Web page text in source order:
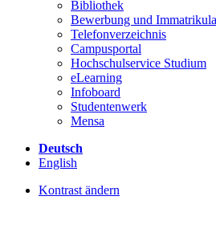
Bibliothek
Bewerbung und
Telefonverzeichnis
Campusportal
Hochschulservice Studium
eLearning
Infoboard
Studentenwerk
Mensa
Deutsch
English
Kontrast ändern